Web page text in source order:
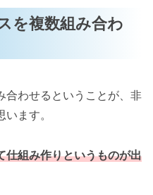
を複数組み合わ
合わせるということが、非
ます。
仕組み作りというものが出